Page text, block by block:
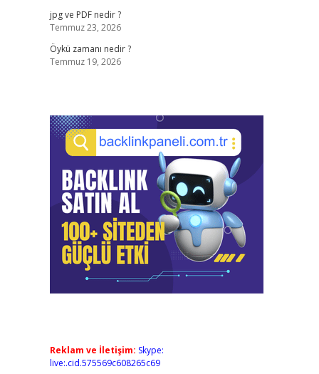
jpg ve PDF nedir ?
Temmuz 23, 2026
Öykü zamanı nedir ?
Temmuz 19, 2026
Reklam ve İletişim: Skype:
live:.cid.575569c608265c69